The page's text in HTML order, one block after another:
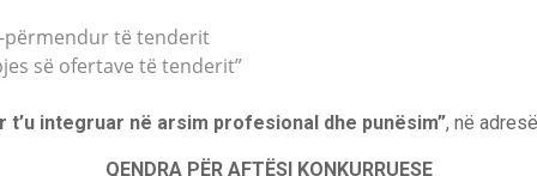
përmendur të tenderit
së ofertave të tenderit”
integruar në arsim profesional dhe punësim”, në
QENDRA PËR AFTËSI KONKURRUESE